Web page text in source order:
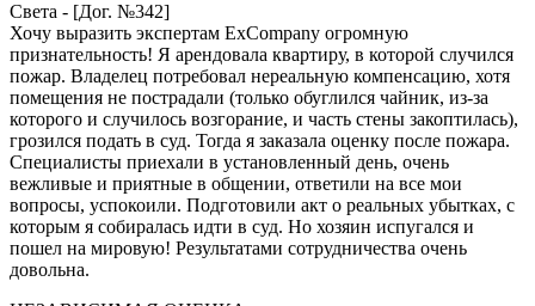
Света - [Дог. №342]
Хочу выразить экспертам ExCompany огромную
признательность! Я арендовала квартиру, в которой случился
пожар. Владелец потребовал нереальную компенсацию, хотя
помещения не пострадали (только обуглился чайник, из-за
которого и случилось возгорание, и часть стены закоптилась),
грозился подать в суд. Тогда я заказала оценку после пожара.
Специалисты приехали в установленный день, очень
вежливые и приятные в общении, ответили на все мои
вопросы, успокоили. Подготовили акт о реальных убытках, с
которым я собиралась идти в суд. Но хозяин испугался и
пошел на мировую! Результатами сотрудничества очень
довольна.